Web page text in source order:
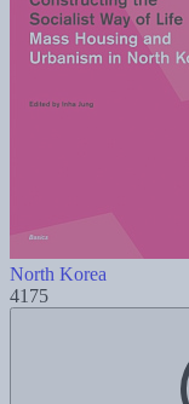
North Korea
4175